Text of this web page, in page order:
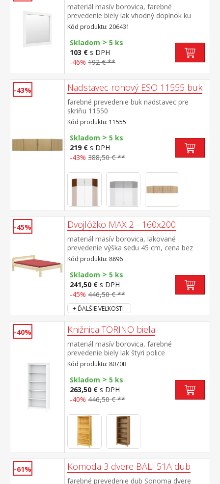
materiál masív borovica, farebné
prevedenie biely lak vhodný doplnok ku
komode Topazio 206261 alebo 206262
Kód produktu: 206431
Skladom > 5 ks
103 € s DPH
-46% 192 € **
-43% Nadstavec rohový ESO 11555 buk
farebné prevedenie buk nadstavec pre
skriňu 11550
Kód produktu: 11555
Skladom > 5 ks
219 € s DPH
-43% 388,50 € **
-45% Dvojlôžko MAX 2 - 160x200
materiál masív borovica, lakované
prevedenie výška sedu 45 cm, cena bez
roštu a matraca odporúčaný rozmer
matraca 160 × 200 cm alebo 2 kusy 80 ×
200 cm a rošt R2 vhodný doplnok úložný
priestor 8009
Kód produktu: 8896
Skladom > 5 ks
241,50 € s DPH
-45% 446,50 € **
+ ĎALŠIE VEĽKOSTI
-40% Knižnica TORINO biela
materiál masív borovica, farebné
prevedenie biely lak štyri police
Kód produktu: 8070B
Skladom > 5 ks
263,50 € s DPH
-40% 446,50 € **
-61% Komoda 3 dvere BALI 51A dub
farebné prevedenie dub Sonoma dvere